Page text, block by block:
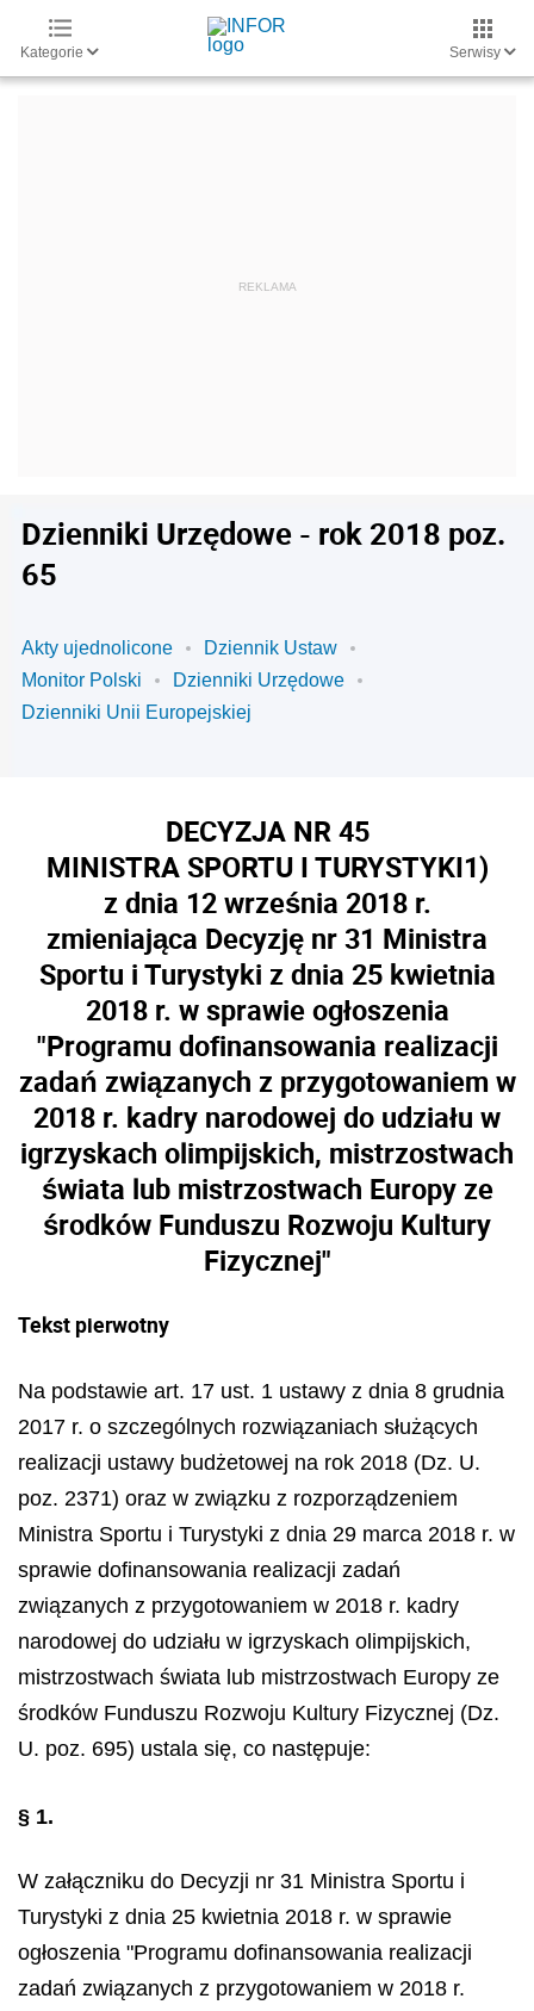
Kategorie Serwisy
Dzienniki Urzędowe - rok 2018 poz.
65
Akty ujednolicone
Dziennik Ustaw
Monitor Polski
Dzienniki Urzędowe
Dzienniki Unii Europejskiej
DECYZJA NR 45
MINISTRA SPORTU I TURYSTYKI1)
z dnia 12 września 2018 r.
zmieniająca Decyzję nr 31 Ministra
Sportu i Turystyki z dnia 25 kwietnia
2018 r. w sprawie ogłoszenia
"Programu dofinansowania realizacji
zadań związanych z przygotowaniem w
2018 r. kadry narodowej do udziału w
igrzyskach olimpijskich, mistrzostwach
świata lub mistrzostwach Europy ze
środków Funduszu Rozwoju Kultury
Fizycznej"
Tekst pierwotny
Na podstawie art. 17 ust. 1 ustawy z dnia 8 grudnia
2017 r. o szczególnych rozwiązaniach służących
realizacji ustawy budżetowej na rok 2018 (Dz. U.
poz. 2371) oraz w związku z rozporządzeniem
Ministra Sportu i Turystyki z dnia 29 marca 2018 r. w
sprawie dofinansowania realizacji zadań
związanych z przygotowaniem w 2018 r. kadry
narodowej do udziału w igrzyskach olimpijskich,
mistrzostwach świata lub mistrzostwach Europy ze
środków Funduszu Rozwoju Kultury Fizycznej (Dz.
U. poz. 695) ustala się, co następuje:
§ 1.
W załączniku do Decyzji nr 31 Ministra Sportu i
Turystyki z dnia 25 kwietnia 2018 r. w sprawie
ogłoszenia "Programu dofinansowania realizacji
zadań związanych z przygotowaniem w 2018 r.